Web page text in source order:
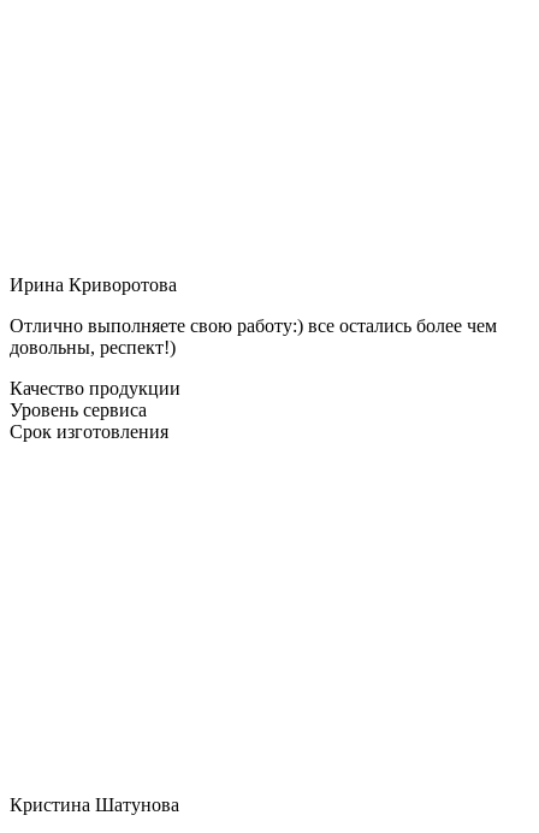
Ирина Криворотова
Отлично выполняете свою работу:) все остались более чем
довольны, респект!)
Качество продукции
Уровень сервиса
Срок изготовления
Кристина Шатунова